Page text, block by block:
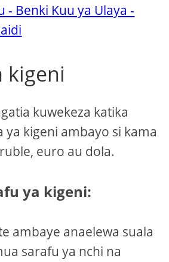
Benki Kuu ya Ulaya -
kigeni
kuwekeza katika
ya kigeni ambayo si kama
euro au dola.
ya kigeni:
ambaye anaelewa suala
sarafu ya nchi na